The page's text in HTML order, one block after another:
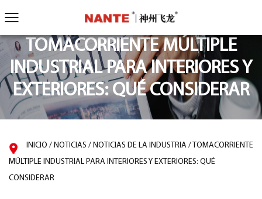
TOMACORRIENTE MÚLTIPLE
INDUSTRIAL PARA INTERIORES Y
EXTERIORES: QUÉ CONSIDERAR
INICIO / NOTICIAS / NOTICIAS DE LA INDUSTRIA / TOMACORRIENTE
MÚLTIPLE INDUSTRIAL PARA INTERIORES Y EXTERIORES: QUÉ
CONSIDERAR